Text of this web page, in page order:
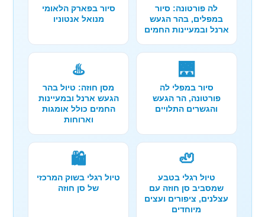
לה פורטונה: סיור
במפלים, בהר הגעש
ארנל ובמעיינות החמים
סיור בפארק הלאומי
מנואל אנטוניו
🌉
סיור במפלי לה
פורטונה, הר הגעש
והגשרים התלויים
♨️
מסן חוזה: טיול בהר
הגעש ארנל ובמעיינות
החמים כולל אומגות
וארוחות
🦥
טיול רגלי בטבע
שמסביב סן חוזה עם
עצלנים, ציפורים ועצים
מיוחדים
🛍️
טיול רגלי בשוק המרכזי
של סן חוזה